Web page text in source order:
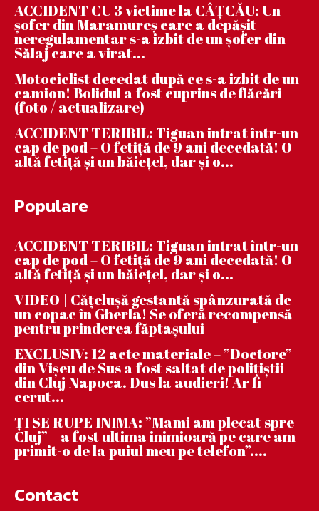
ACCIDENT CU 3 victime la CÂȚCĂU: Un
șofer din Maramureș care a depășit
neregulamentar s-a izbit de un șofer din
Sălaj care a virat...
Motociclist decedat după ce s-a izbit de un
camion! Bolidul a fost cuprins de flăcări
(foto / actualizare)
ACCIDENT TERIBIL: Tiguan intrat într-un
cap de pod – O fetiță de 9 ani decedată! O
altă fetiță și un băiețel, dar și o...
Populare
ACCIDENT TERIBIL: Tiguan intrat într-un
cap de pod – O fetiță de 9 ani decedată! O
altă fetiță și un băiețel, dar și o...
VIDEO | Căţeluşă gestantă spânzurată de
un copac în Gherla! Se oferă recompensă
pentru prinderea făptaşului
EXCLUSIV: 12 acte materiale – ”Doctore”
din Vișeu de Sus a fost saltat de polițiștii
din Cluj Napoca. Dus la audieri! Ar fi
cerut...
ȚI SE RUPE INIMA: ”Mami am plecat spre
Cluj” – a fost ultima inimioară pe care am
primit-o de la puiul meu pe telefon”....
Contact